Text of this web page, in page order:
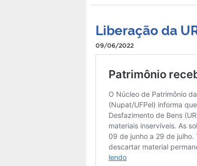
Liberação da
09/06/2022